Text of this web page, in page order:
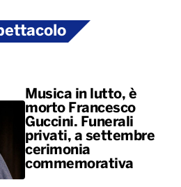
Musica in lutto, è
morto Francesco
Guccini. Funerali
privati, a settembre
cerimonia
commemorativa